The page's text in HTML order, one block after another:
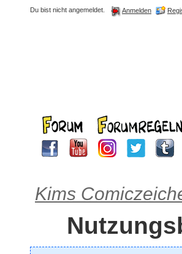
Du bist nicht angemeldet. Anmelden
Kims